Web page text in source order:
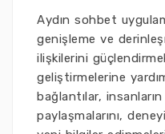
Aydın sohbet
genişleme ve
ilişkilerini
geliştirmelerine
bağlantılar,
paylaşmalarını,